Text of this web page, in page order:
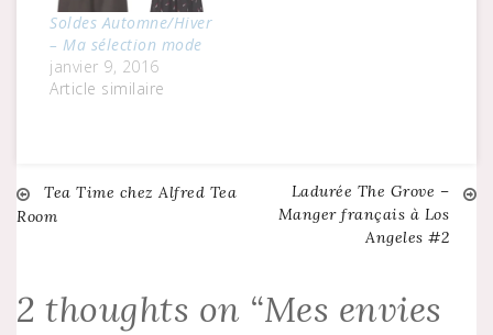
Soldes Automne/Hiver
– Ma sélection mode
janvier 9, 2016
Article similaire
Navigation
l’article
Tea Time chez Alfred Tea
Room
Ladurée The Grove –
Manger français à Los
Angeles #2
2 thoughts on “Mes envies